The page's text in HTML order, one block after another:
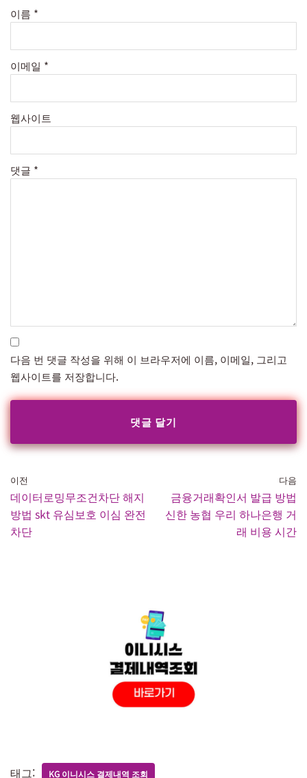
이름 *
이메일 *
웹사이트
댓글 *
다음 번 댓글 작성을 위해 이 브라우저에 이름, 이메일, 그리고
웹사이트를 저장합니다.
이전
데이터로밍무조건차단 해지
방법 skt 유심보호 이심 완전
차단
다음
금융거래확인서 발급 방법
신한 농협 우리 하나은행 거
래 비용 시간
태그: KG 이니시스 결제내역 조회